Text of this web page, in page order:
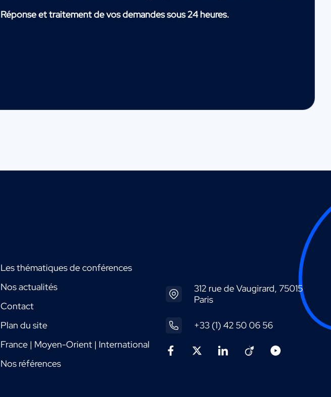
Réponse et traitement de vos demandes sous 24 heures.
Les thématiques de conférences
Nos actualités
Contact
Plan du site
France | Moyen-Orient | International
Nos références
312 rue de Vaugirard, 75015
Paris
+33 (1) 42 50 06 56